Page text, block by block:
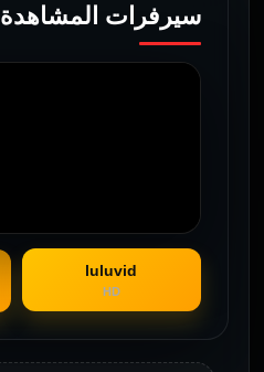
سيرفرات المشاهدة
luluvid
HD